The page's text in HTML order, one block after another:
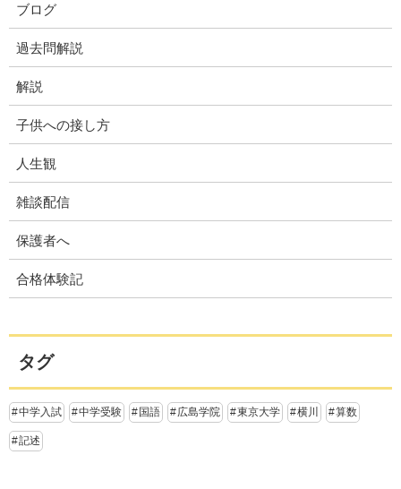
ブログ
過去問解説
解説
子供への接し方
人生観
雑談配信
保護者へ
合格体験記
タグ
中学入試 中学受験 国語 広島学院 東京大学 横川 算数
記述